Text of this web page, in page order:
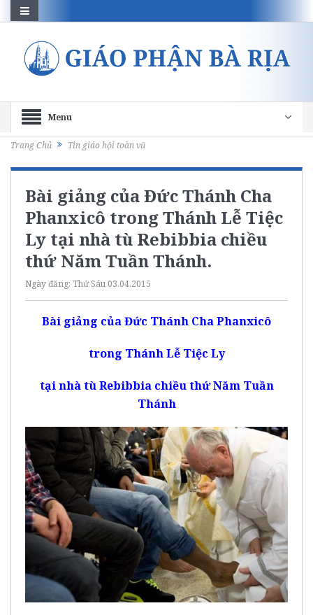
Menu
Trang Chủ Tin giáo hội toàn vũ
Bài giảng của Đức Thánh Cha
Phanxicô trong Thánh Lễ Tiệc
Ly tại nhà tù Rebibbia chiều
thứ Năm Tuần Thánh.
Ngày đăng: Thứ Sáu 03.04.2015
Bài giảng của Đức Thánh Cha Phanxicô
trong Thánh Lễ Tiệc Ly
tại nhà tù Rebibbia chiều thứ Năm Tuần
Thánh